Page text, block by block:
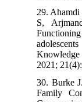
29.
S,
2021;
30. Burke
Family